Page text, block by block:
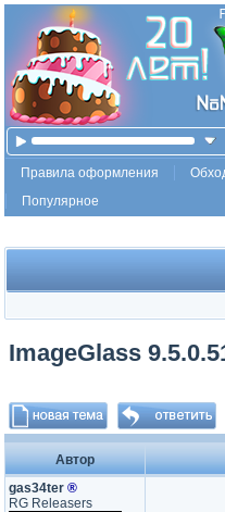
Правила оформления
Популярное
ImageGlass
Автор
gas34ter ®
RG Releasers